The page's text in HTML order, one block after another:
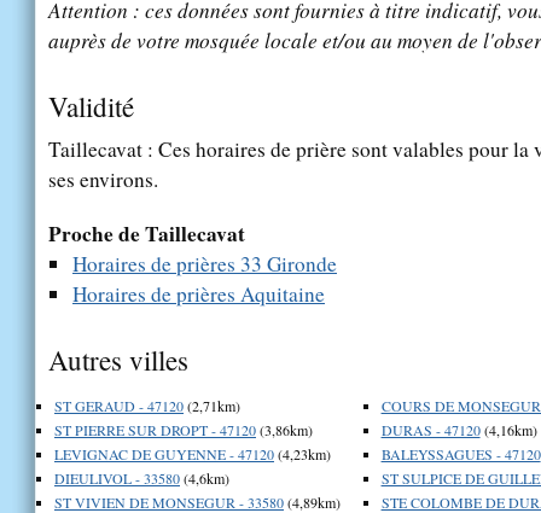
Attention : ces données sont fournies à titre indicatif,
auprès de votre mosquée locale et/ou au moyen de
Validité
Taillecavat : Ces horaires de prière sont valables pour
ses environs.
Proche de Taillecavat
Horaires de prières 33 Gironde
Horaires de prières Aquitaine
Autres villes
ST GERAUD - 47120(2,71km)
ST PIERRE SUR DROPT - 47120(3,86km)
LEVIGNAC DE GUYENNE - 47120(4,23km)
DIEULIVOL - 33580(4,6km)
ST VIVIEN DE MONSEGUR - 33580(4,89km)
COURS DE
DURAS - 47120(4,16km)
BALEYSSAGUES - 47120
ST SULPICE DE
STE COLOMBE DE